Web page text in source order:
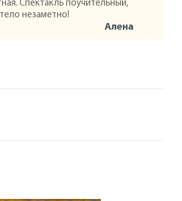
Спектакль поучительный,
незаметно!
Алена